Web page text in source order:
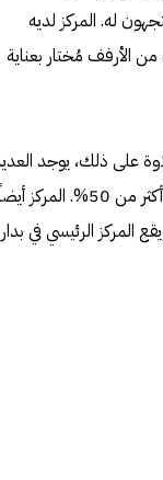
له. المركز لديه
الأرفف مُختار بعناية
على ذلك، يوجد
من التخفيضات للطلبة على مدار السنة تصل إلى أكثر من 50%. المركز
المركز الرئيسي في بدار